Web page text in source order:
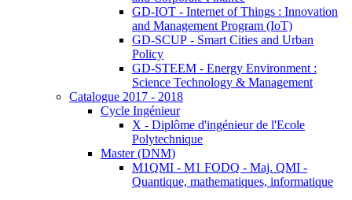
GD-IOT - Internet of Things : Innovation
and Management Program (IoT)
GD-SCUP - Smart Cities and Urban
Policy
GD-STEEM - Energy Environment :
Science Technology & Management
Catalogue 2017 - 2018
Cycle Ingénieur
X - Diplôme d'ingénieur de l'Ecole
Polytechnique
Master (DNM)
M1QMI - M1 FODQ - Maj. QMI -
Quantique, mathematiques, informatique